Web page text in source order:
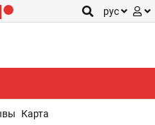
рус
Карта